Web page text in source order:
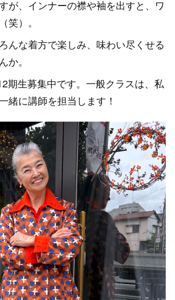
が、インナーの襟や袖を出すと、ワ
笑）。
んな着方で楽しみ、味わい尽くせる
か。
期生募集中です。一般クラスは、私
緒に講師を担当します！